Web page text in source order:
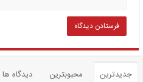
جدیدترین محبوبترین دیدگاه ها